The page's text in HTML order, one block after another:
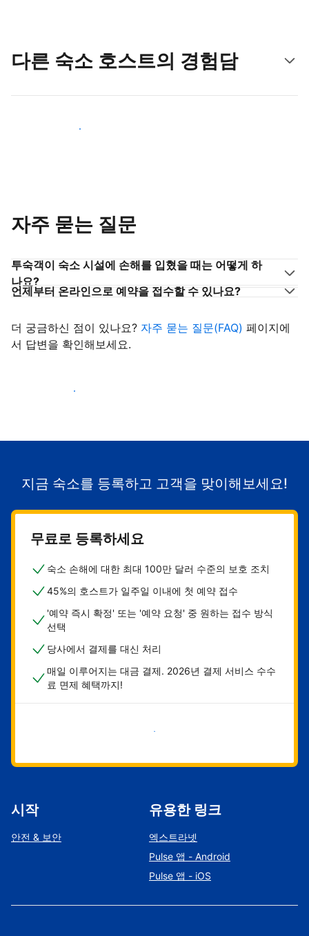
다른 숙소 호스트의 경험담
숙소 호스트로 동참하기
자주 묻는 질문
투숙객이 숙소 시설에 손해를 입혔을 때는 어떻게 하
나요?
언제부터 온라인으로 예약을 접수할 수 있나요?
더 궁금하신 점이 있나요? 자주 묻는 질문(FAQ) 페이지에
서 답변을 확인해보세요.
숙소로 고객 유치하기
지금 숙소를 등록하고 고객을 맞이해보세요!
무료로 등록하세요
숙소 손해에 대한 최대 100만 달러 수준의 보호 조치
45%의 호스트가 일주일 이내에 첫 예약 접수
'예약 즉시 확정' 또는 '예약 요청' 중 원하는 접수 방식
선택
당사에서 결제를 대신 처리
매일 이루어지는 대금 결제. 2026년 결제 서비스 수수
료 면제 혜택까지!
지금 시작하기
시작
안전 & 보안
유용한 링크
엑스트라넷
Pulse 앱 - Android
Pulse 앱 - iOS